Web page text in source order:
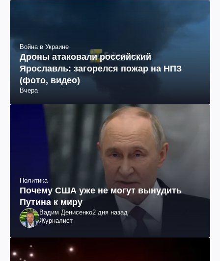
Война в Украине
Дроны атаковали российский
Ярославль: загорелся пожар на НПЗ
(фото, видео)
Вчера
Политика
Почему США уже не могут вынудить
Путина к миру
Вадим Денисенко2 дня назад
Журналист